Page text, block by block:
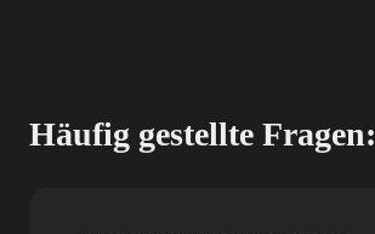
Häufig gestellte Fragen: